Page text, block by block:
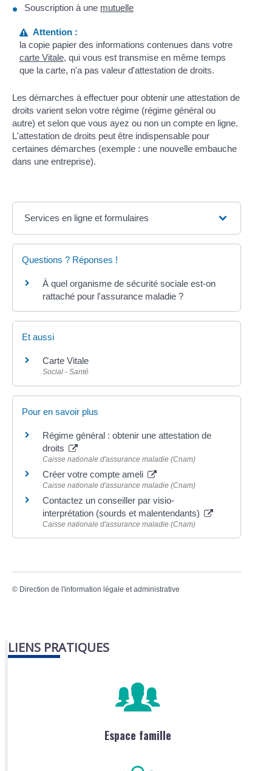
Souscription à une mutuelle
Attention :
la copie papier des informations contenues dans votre
carte Vitale, qui vous est transmise en même temps
que la carte, n'a pas valeur d'attestation de droits.
Les démarches à effectuer pour obtenir une attestation de
droits varient selon votre régime (régime général ou
autre) et selon que vous ayez ou non un compte en ligne.
L'attestation de droits peut être indispensable pour
certaines démarches (exemple : une nouvelle embauche
dans une entreprise).
Services en ligne et formulaires
Questions ? Réponses !
À quel organisme de sécurité sociale est-on
rattaché pour l'assurance maladie ?
Et aussi
Carte Vitale
Social - Santé
Pour en savoir plus
Régime général : obtenir une attestation de
droits
Caisse nationale d'assurance maladie (Cnam)
Créer votre compte ameli
Caisse nationale d'assurance maladie (Cnam)
Contactez un conseiller par visio-
interprétation (sourds et malentendants)
Caisse nationale d'assurance maladie (Cnam)
© Direction de l'information légale et administrative
LIENS PRATIQUES
Espace famille